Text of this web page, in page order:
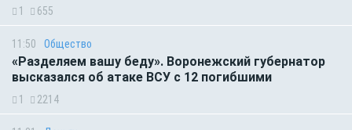
1 655
11:50 Общество
«Разделяем вашу беду». Воронежский губернатор
высказался об атаке ВСУ с 12 погибшими
1 2214